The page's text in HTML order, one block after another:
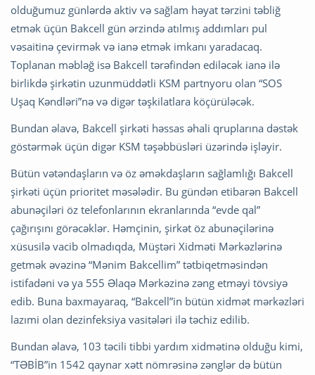
olduğumuz günlərdə aktiv və sağlam həyat tərzini təbliğ
etmək üçün Bakcell gün ərzində atılmış addımları pul
vəsaitinə çevirmək və ianə etmək imkanı yaradacaq.
Toplanan məbləğ isə Bakcell tərəfindən ediləcək ianə ilə
birlikdə şirkətin uzunmüddətli KSM partnyoru olan “SOS
Uşaq Kəndləri”nə və digər təşkilatlara köçürüləcək.
Bundan əlavə, Bakcell şirkəti həssas əhali qruplarına dəstək
göstərmək üçün digər KSM təşəbbüsləri üzərində işləyir.
Bütün vətəndaşların və öz əməkdaşların sağlamlığı Bakcell
şirkəti üçün prioritet məsələdir. Bu gündən etibarən Bakcell
abunəçiləri öz telefonlarının ekranlarında “evde qal”
çağırışını görəcəklər. Həmçinin, şirkət öz abunəçilərinə
xüsusilə vacib olmadıqda, Müştəri Xidməti Mərkəzlərinə
getmək əvəzinə “Mənim Bakcellim” tətbiqetməsindən
istifadəni və ya 555 Əlaqə Mərkəzinə zəng etməyi tövsiyə
edib. Buna baxmayaraq, “Bakcell”in bütün xidmət mərkəzləri
lazımi olan dezinfeksiya vasitələri ilə təchiz edilib.
Bundan əlavə, 103 təcili tibbi yardım xidmətinə olduğu kimi,
“TƏBİB”in 1542 qaynar xətt nömrəsinə zənglər də bütün